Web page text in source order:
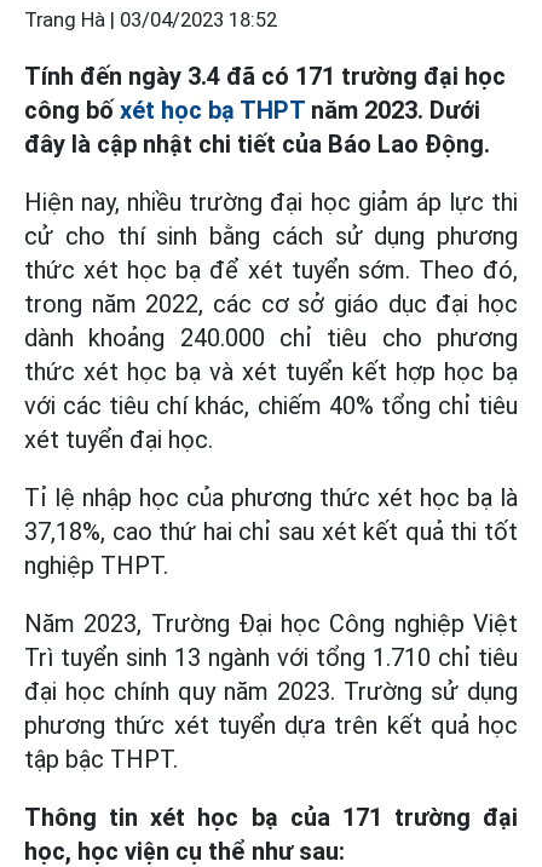
Trang Hà | 03/04/2023 18:52
Tính đến ngày 3.4 đã có 171 trường đại học
công bố xét học bạ THPT năm 2023. Dưới
đây là cập nhật chi tiết của Báo Lao Động.
Hiện nay, nhiều trường đại học giảm áp lực thi
cử cho thí sinh bằng cách sử dụng phương
thức xét học bạ để xét tuyển sớm. Theo đó,
trong năm 2022, các cơ sở giáo dục đại học
dành khoảng 240.000 chỉ tiêu cho phương
thức xét học bạ và xét tuyển kết hợp học bạ
với các tiêu chí khác, chiếm 40% tổng chỉ tiêu
xét tuyển đại học.
Tỉ lệ nhập học của phương thức xét học bạ là
37,18%, cao thứ hai chỉ sau xét kết quả thi tốt
nghiệp THPT.
Năm 2023, Trường Đại học Công nghiệp Việt
Trì tuyển sinh 13 ngành với tổng 1.710 chỉ tiêu
đại học chính quy năm 2023. Trường sử dụng
phương thức xét tuyển dựa trên kết quả học
tập bậc THPT.
Thông tin xét học bạ của 171 trường đại
học, học viện cụ thể như sau: